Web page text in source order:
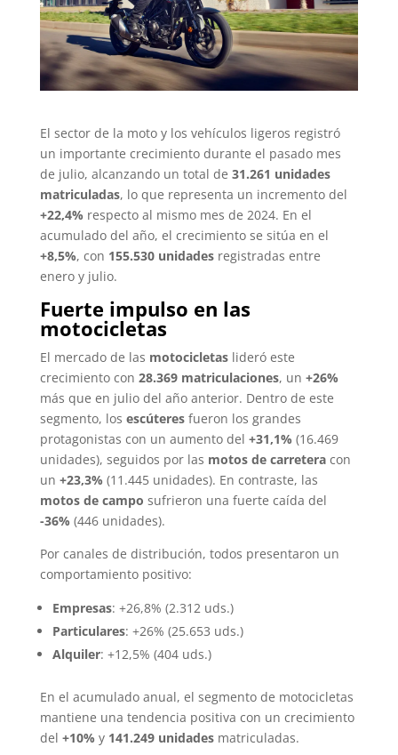
El sector de la moto y los vehículos ligeros registró
un importante crecimiento durante el pasado mes
de julio, alcanzando un total de 31.261 unidades
matriculadas, lo que representa un incremento del
+22,4% respecto al mismo mes de 2024. En el
acumulado del año, el crecimiento se sitúa en el
+8,5%, con 155.530 unidadesregistradas entre
enero y julio.
Fuerte impulso en las
motocicletas
El mercado de las motocicletaslideró este
crecimiento con 28.369 matriculaciones, un +26%
más que en julio del año anterior. Dentro de este
segmento, los escúteresfueron los grandes
protagonistas con un aumento del +31,1% (16.469
unidades), seguidos por las motos de carreteracon
un +23,3% (11.445 unidades). En contraste, las
motos de campo sufrieron una fuerte caída del
-36% (446 unidades).
Por canales de distribución, todos presentaron un
comportamiento positivo:
Empresas: +26,8% (2.312 uds.)
Particulares: +26% (25.653 uds.)
Alquiler: +12,5% (404 uds.)
En el acumulado anual, el segmento de motocicletas
mantiene una tendencia positiva con un crecimiento
del +10% y 141.249 unidadesmatriculadas.